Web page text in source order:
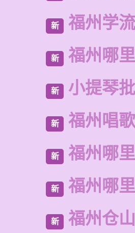
新 福州学
新 福州哪
新 小提琴
新 福州唱
新 福州哪
新 福州哪
新 福州仓